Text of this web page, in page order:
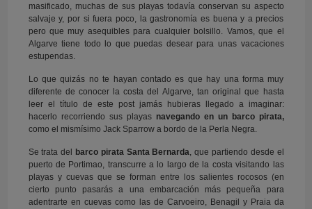
masificado, muchas de sus playas todavía conservan su aspecto
salvaje y, por si fuera poco, la gastronomía es buena y a precios
pero que muy asequibles para cualquier bolsillo. Vamos, que el
Algarve tiene todo lo que puedas desear para unas vacaciones
estupendas.
Lo que quizás no te hayan contado es que hay una forma muy
diferente de conocer la costa del Algarve, tan original que hasta
leer el título de este post jamás hubieras llegado a imaginar:
hacerlo recorriendo sus playas navegando en un barco pirata,
como el mismísimo Jack Sparrow a bordo de la Perla Negra.
Se trata del barco pirata Santa Bernarda, que partiendo desde el
puerto de Portimao, transcurre a lo largo de la costa visitando las
playas y cuevas que se forman entre los salientes rocosos (en
cierto punto pasarás a una embarcación más pequeña para
adentrarte en cuevas como las de Carvoeiro, Benagil y Praia da